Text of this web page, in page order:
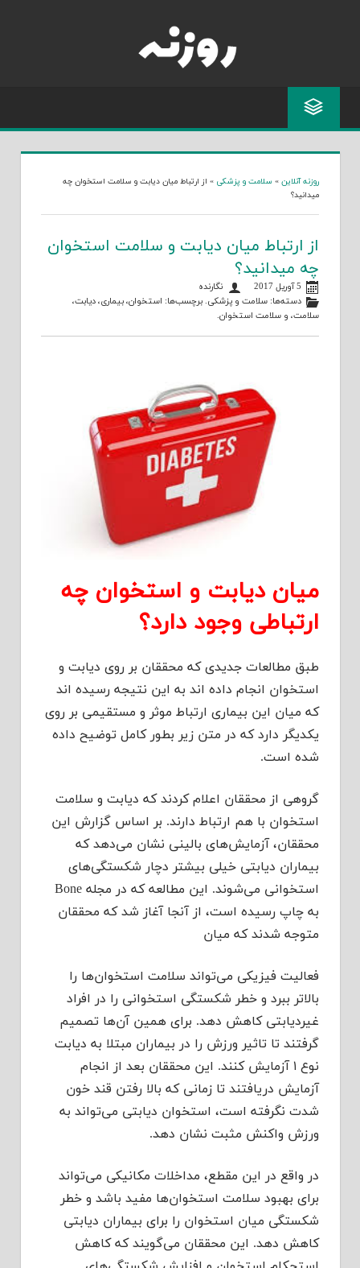
روزنه آنلاین » سلامت و پزشکی » از ارتباط میان دیابت و سلامت استخوان چه
میدانید؟
از ارتباط میان دیابت و سلامت استخوان
چه میدانید؟
5 آوریل 2017
نگارنده
دسته‌ها:سلامت و پزشکی. برچسب‌ها: استخوان،بیماری،دیابت،
سلامت، و سلامت استخوان.
میان دیابت و استخوان چه
ارتباطی وجود دارد؟
طبق مطالعات جدیدی که محققان بر روی دیابت و
استخوان انجام داده اند به این نتیجه رسیده اند
که میان این بیماری ارتباط موثر و مستقیمی بر روی
یکدیگر دارد که در متن زیر بطور کامل توضیح داده
شده است.
گروهی از محققان اعلام کردند که دیابت و سلامت
استخوان با هم ارتباط دارند. بر اساس گزارش این
محققان، آزمایش‌های بالینی نشان می‌دهد که
بیماران دیابتی خیلی بیشتر دچار شکستگی‌های
استخوانی می‌شوند. این مطالعه که در مجله Bone
به چاپ رسیده است، از آنجا آغاز شد که محققان
متوجه شدند که میان
فعالیت فیزیکی می‌تواند سلامت استخوان‌ها را
بالاتر ببرد و خطر شکستگی استخوانی را در افراد
غیردیابتی کاهش دهد. برای همین آن‌ها تصمیم
گرفتند تا تاثیر ورزش را در بیماران مبتلا به دیابت
نوع ۱ آزمایش کنند. این محققان بعد از انجام
آزمایش دریافتند تا زمانی که بالا رفتن قند خون
شدت نگرفته است، استخوان دیابتی می‌تواند به
ورزش واکنش مثبت نشان دهد.
در واقع در این مقطع، مداخلات مکانیکی می‌تواند
برای بهبود سلامت استخوان‌ها مفید باشد و خطر
شکستگی میان استخوان را برای بیماران دیابتی
کاهش دهد. این محققان می‌گویند که کاهش